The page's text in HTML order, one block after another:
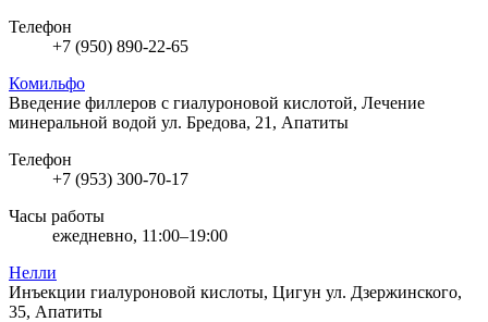
Телефон
+7 (950) 890-22-65
Комильфо
Введение филлеров с гиалуроновой кислотой, Лечение
минеральной водой ул. Бредова, 21, Апатиты
Телефон
+7 (953) 300-70-17
Часы работы
ежедневно, 11:00–19:00
Нелли
Инъекции гиалуроновой кислоты, Цигун ул. Дзержинского,
35, Апатиты